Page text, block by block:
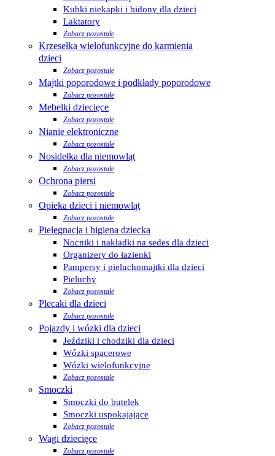
Kubki niekapki i bidony dla dzieci
Laktatory
Zobacz pozostałe
Krzesełka wielofunkcyjne do karmienia
dzieci
Zobacz pozostałe
Majtki poporodowe i podkłady poporodowe
Zobacz pozostałe
Mebelki dziecięce
Zobacz pozostałe
Nianie elektroniczne
Zobacz pozostałe
Nosidełka dla niemowląt
Zobacz pozostałe
Ochrona piersi
Zobacz pozostałe
Opieka dzieci i niemowląt
Zobacz pozostałe
Pielęgnacja i higiena dziecka
Nocniki i nakładki na sedes dla dzieci
Organizery do łazienki
Pampersy i pieluchomajtki dla dzieci
Pieluchy
Zobacz pozostałe
Plecaki dla dzieci
Zobacz pozostałe
Pojazdy i wózki dla dzieci
Jeździki i chodziki dla dzieci
Wózki spacerowe
Wózki wielofunkcyjne
Zobacz pozostałe
Smoczki
Smoczki do butelek
Smoczki uspokajające
Zobacz pozostałe
Wagi dziecięce
Zobacz pozostałe